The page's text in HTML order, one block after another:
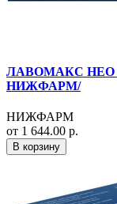
ЛАВОМАКС НЕО
НИЖФАРМ/
НИЖФАРМ
от 1 644.00 р.
В корзину